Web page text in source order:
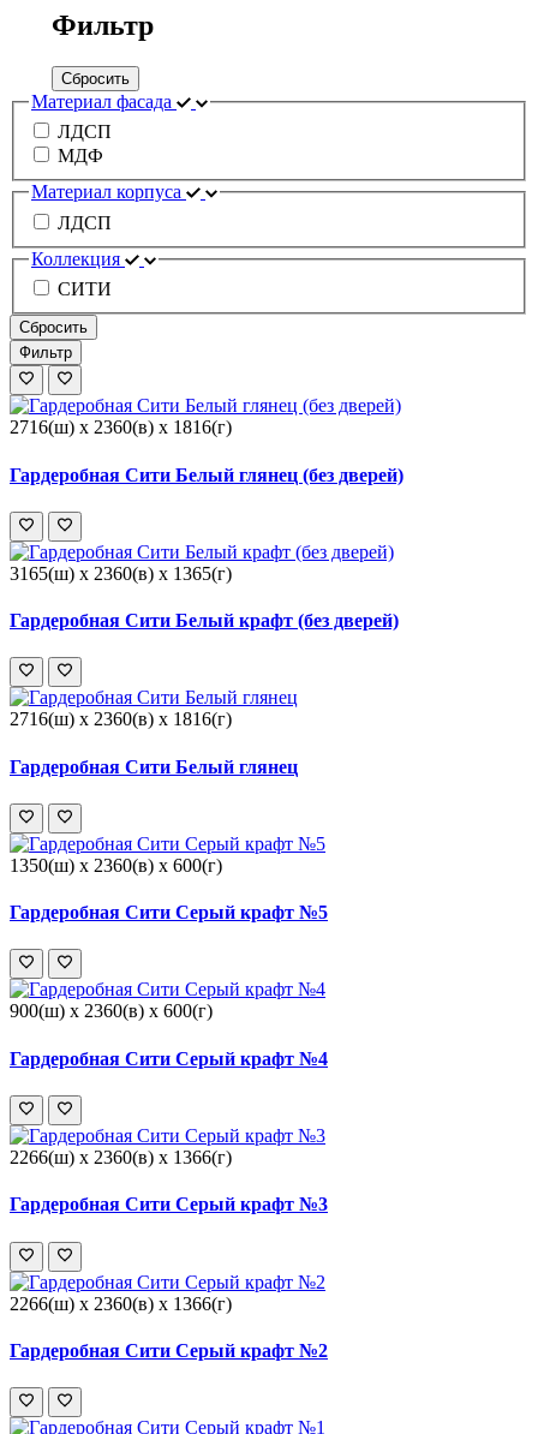
Фильтр
Сбросить
Материал фасада
ЛДСП
МДФ
Материал корпуса
ЛДСП
Коллекция
СИТИ
Сбросить
Фильтр
2716(ш) x 2360(в) x 1816(г)
Гардеробная Сити Белый глянец (без дверей)
3165(ш) x 2360(в) x 1365(г)
Гардеробная Сити Белый крафт (без дверей)
2716(ш) x 2360(в) x 1816(г)
Гардеробная Сити Белый глянец
1350(ш) x 2360(в) x 600(г)
Гардеробная Сити Серый крафт №5
900(ш) x 2360(в) x 600(г)
Гардеробная Сити Серый крафт №4
2266(ш) x 2360(в) x 1366(г)
Гардеробная Сити Серый крафт №3
2266(ш) x 2360(в) x 1366(г)
Гардеробная Сити Серый крафт №2